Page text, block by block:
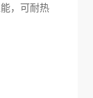
，可耐热